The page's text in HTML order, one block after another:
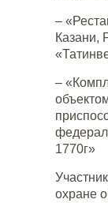
–
Казани,
–
1770г»
охране